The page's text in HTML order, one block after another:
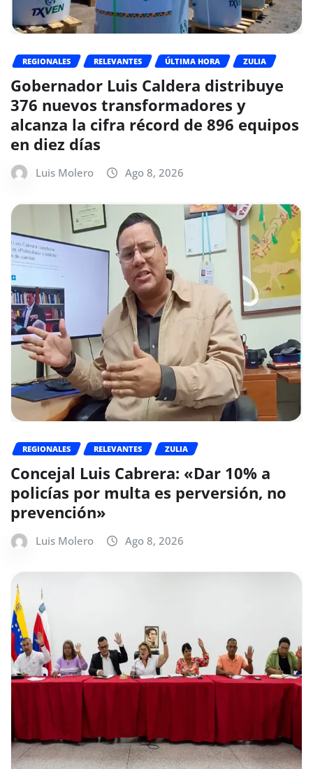
REGIONALES RELEVANTES ÚLTIMA HORA ZULIA
Gobernador Luis Caldera distribuye
376 nuevos transformadores y
alcanza la cifra récord de 896 equipos
en diez días
Luis Molero Ago 8, 2026
REGIONALES RELEVANTES ZULIA
Concejal Luis Cabrera: «Dar 10% a
policías por multa es perversión, no
prevención»
Luis Molero Ago 8, 2026